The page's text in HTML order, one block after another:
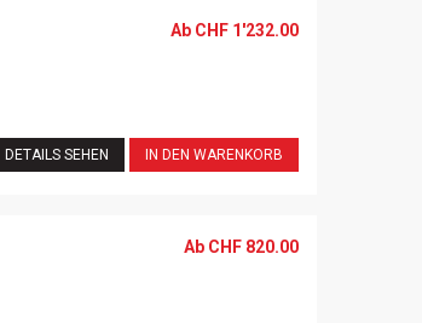
Ab CHF 1'232.00
DETAILS SEHEN IN DEN WARENKORB
Ab CHF 820.00